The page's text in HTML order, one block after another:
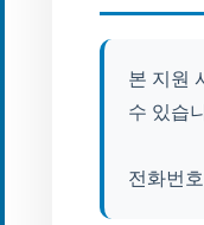
본 지원
수 있습
전화번